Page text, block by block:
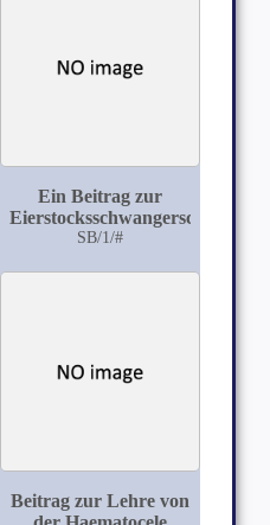
Ein Beitrag zur
Eierstocksschwangerschaft
SB/1/#
Beitrag zur Lehre von